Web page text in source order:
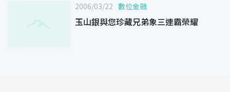
2006/03/22 數位金融
玉山銀與您珍藏兄弟象三連霸榮耀